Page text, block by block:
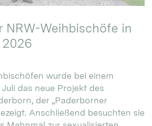
NRW-Weihbischöfe in
2026
wurde bei einem
das neue Projekt des
der „Paderborner
Anschließend besuchten sie